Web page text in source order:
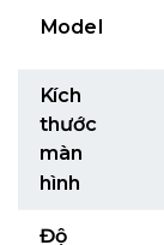
Model
Kích
thước
màn
hình
Độ